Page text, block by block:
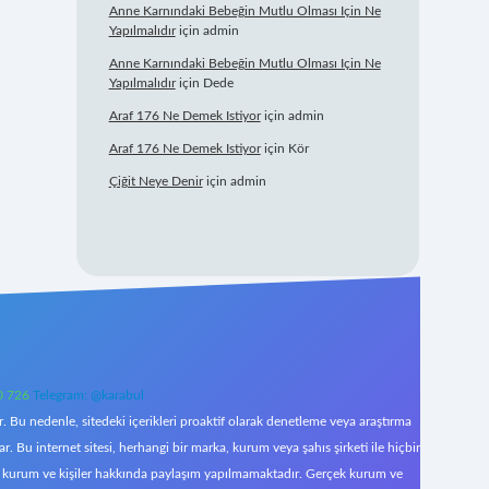
Anne Karnındaki Bebeğin Mutlu Olması Için Ne
Yapılmalıdıriçin admin
Anne Karnındaki Bebeğin Mutlu Olması Için Ne
Yapılmalıdıriçin Dede
Araf 176 Ne Demek Istiyoriçin admin
Araf 176 Ne Demek Istiyoriçin Kör
Çiğit Neye Deniriçin admin
726 Telegram: @karabul
Bu nedenle, sitedeki içerikleri proaktif olarak denetleme veya araştırma
Bu internet sitesi, herhangi bir marka, kurum veya şahıs şirketi ile hiçbir
ve kişiler hakkında paylaşım yapılmamaktadır. Gerçek kurum ve